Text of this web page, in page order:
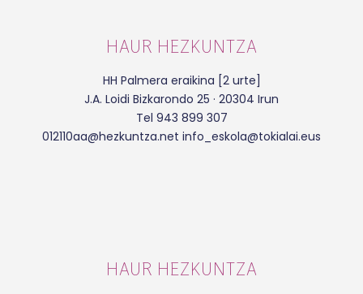
HAUR HEZKUNTZA
HH Palmera eraikina [2 urte]
J.A. Loidi Bizkarondo 25 · 20304 Irun
Tel 943 899 307
012110aa@hezkuntza.net info_eskola@tokialai.eus
HAUR HEZKUNTZA